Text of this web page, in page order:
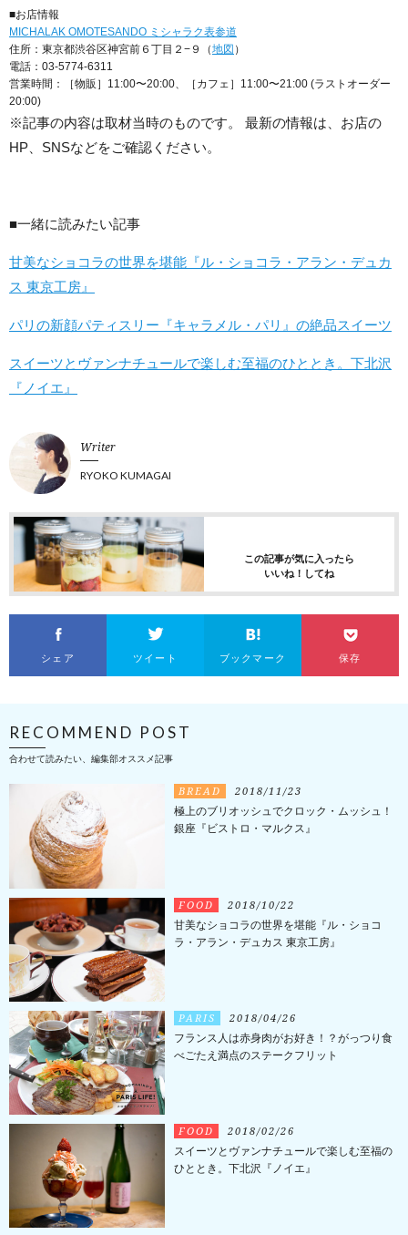
■お店情報
MICHALAK OMOTESANDO ミシャラク表参道
住所：東京都渋谷区神宮前６丁目２−９（地図 ）
電話：03-5774-6311
営業時間：［物販］11:00〜20:00、［カフェ］11:00〜21:00 (ラストオーダー
20:00)
※記事の内容は取材当時のものです。 最新の情報は、お店の
HP、SNSなどをご確認ください。
■一緒に読みたい記事
甘美なショコラの世界を堪能『ル・ショコラ・アラン・デュカ
ス 東京工房』
パリの新顔パティスリー『キャラメル・パリ』の絶品スイーツ
スイーツとヴァンナチュールで楽しむ至福のひととき。下北沢
『ノイエ』
Writer
RYOKO KUMAGAI
この記事が気に入ったら
いいね！してね
シェア ツイート ブックマーク 保存
RECOMMEND POST
合わせて読みたい、編集部オススメ記事
BREAD 2018/11/23
極上のブリオッシュでクロック・ムッシュ！
銀座『ビストロ・マルクス』
FOOD 2018/10/22
甘美なショコラの世界を堪能『ル・ショコ
ラ・アラン・デュカス 東京工房』
PARIS 2018/04/26
フランス人は赤身肉がお好き！？がっつり食
べごたえ満点のステークフリット
FOOD 2018/02/26
スイーツとヴァンナチュールで楽しむ至福の
ひととき。下北沢『ノイエ』